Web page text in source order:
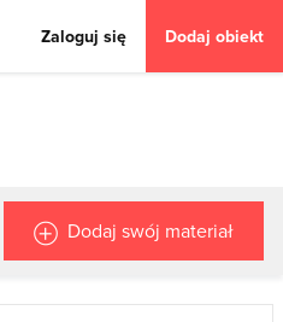
Zaloguj się Dodaj obiekt
Dodaj swój materiał